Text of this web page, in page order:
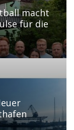
macht
für die